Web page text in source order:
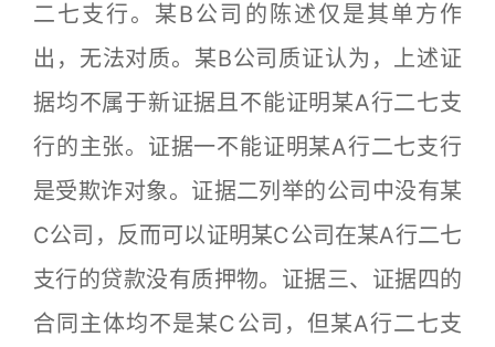
二七支行。某B公司的陈述仅是其单方作
出，无法对质。某B公司质证认为，上述证
据均不属于新证据且不能证明某A行二七支
行的主张。证据一不能证明某A行二七支行
是受欺诈对象。证据二列举的公司中没有某
C公司，反而可以证明某C公司在某A行二七
支行的贷款没有质押物。证据三、证据四的
合同主体均不是某C公司，但某A行二七支